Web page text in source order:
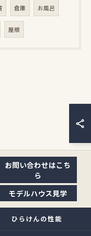
倉庫 お風呂
屋根
お問い合わせはこち
ら
モデルハウス見学
ひらけんの性能